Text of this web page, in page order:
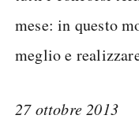
mese: in questo
meglio e
27 ottobre 2013